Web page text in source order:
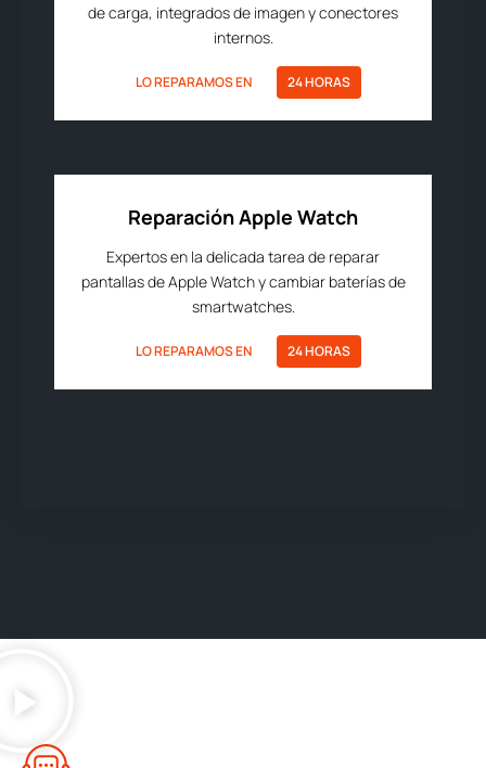
de carga, integrados de imagen y conectores
internos.
LO REPARAMOS EN 24 HORAS
Reparación Apple Watch
Expertos en la delicada tarea de reparar
pantallas de Apple Watch y cambiar baterías de
smartwatches.
LO REPARAMOS EN 24 HORAS